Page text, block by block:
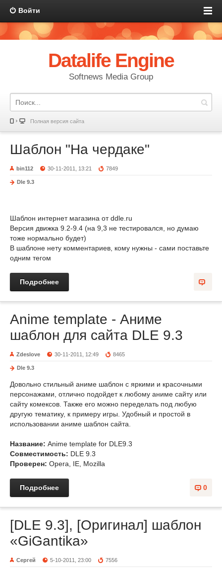
Войти
Datalife Engine
Softnews Media Group
Полная версия сайта
Шаблон "На чердаке"
bin112 30-11-2011, 13:21 7849
Dle 9.3
Шаблон интернет магазина от ddle.ru
Версия движка 9.2-9.4 (на 9,3 не тестировался, но думаю
тоже нормально будет)
В шаблоне нету комментариев, кому нужны - сами поставьте
одним тегом
Подробнее
Anime template - Аниме
шаблон для сайта DLE 9.3
Zdeslove 30-11-2011, 12:49 8465
Dle 9.3
Довольно стильный аниме шаблон с яркими и красочными
персонажами, отлично подойдет к любому аниме сайту или
сайту комексов. Также его можно переделать под любую
другую тематику, к примеру игры. Удобный и простой в
использовании аниме шаблон сайта.
Название: Anime template for DLE9.3
Совместимость: DLE 9.3
Проверен: Opera, IE, Mozilla
0
Подробнее
[DLE 9.3], [Оригинал] шаблон
«GiGantika»
Сергей 5-10-2011, 23:00 7556